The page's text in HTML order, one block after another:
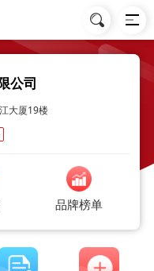
公司
大厦19楼
品牌榜单